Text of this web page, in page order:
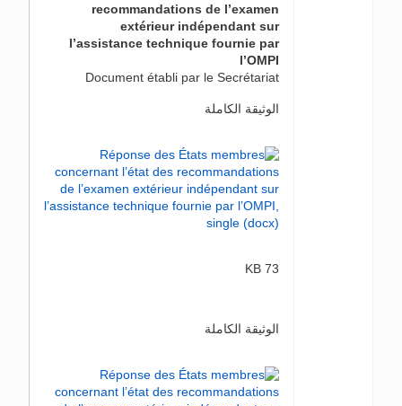
recommandations de l’examen
extérieur indépendant sur
l’assistance technique fournie par
l’OMPI
Document établi par le Secrétariat
الوثيقة الكاملة
73 KB
الوثيقة الكاملة